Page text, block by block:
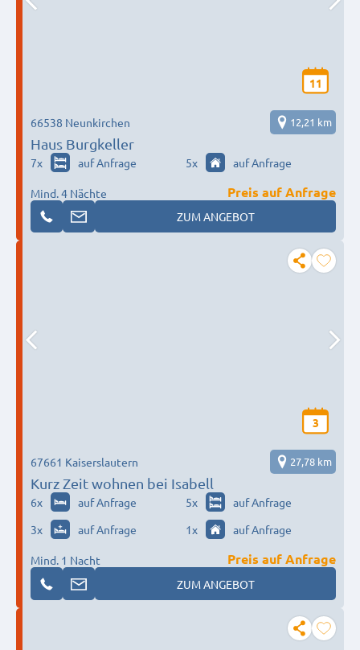
11
Haus Burgkeller
66538 Neunkirchen 12,21 km
7x auf Anfrage 5x auf Anfrage
Mind. 4 Nächte
Preis auf Anfrage
ZUM ANGEBOT
3
Kurz Zeit wohnen bei Isabell
67661 Kaiserslautern 27,78 km
6x auf Anfrage 5x
auf Anfrage
3x auf Anfrage 1x auf Anfrage
Mind. 1 Nacht
Preis auf Anfrage
ZUM ANGEBOT